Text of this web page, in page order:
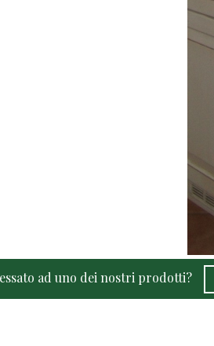
ad uno dei nostri prodotti?